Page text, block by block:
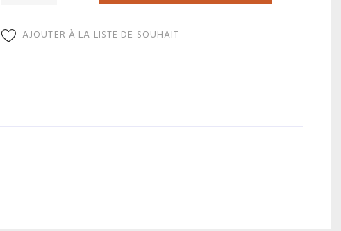
4912AJOUTER À LA LISTE DE SOUHAIT